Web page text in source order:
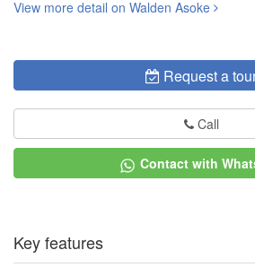
View more detail on Walden Asoke
Request a
Call
Contact with
Key features